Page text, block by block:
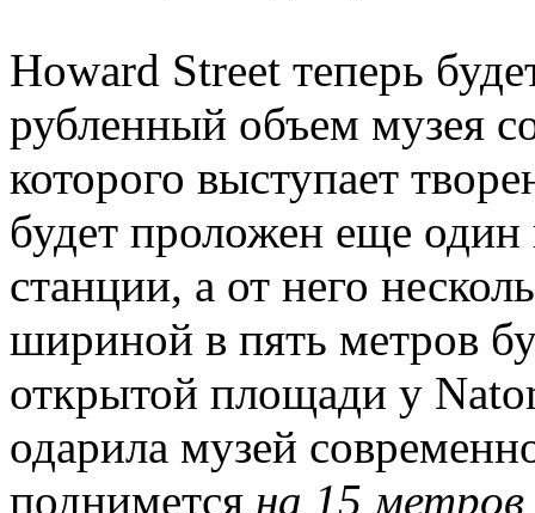
Howard Street теперь
рубленный объем музея
которого выступает
будет проложен еще
станции, а от него
шириной в пять метров
открытой площади у
одарила музей
поднимется на 15 метров